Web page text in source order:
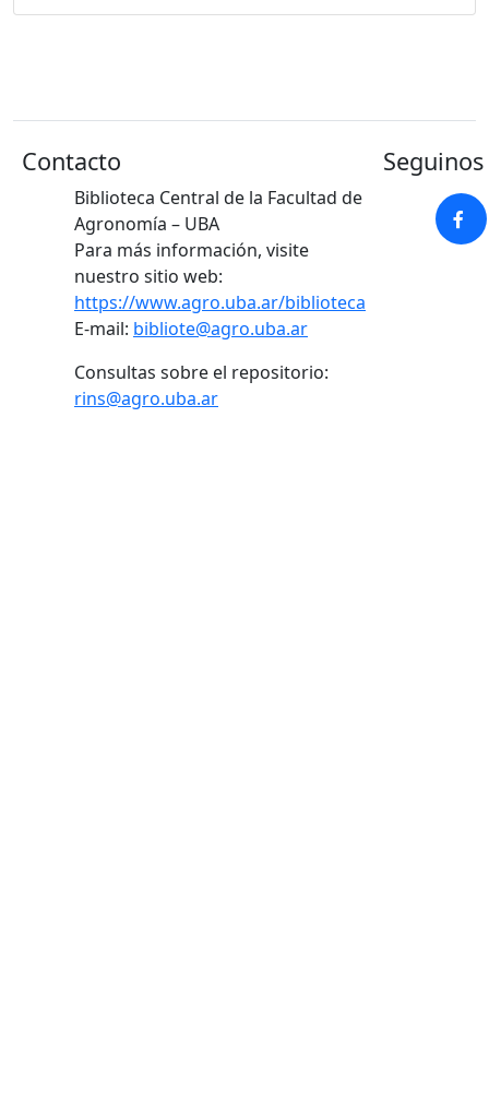
Contacto
Biblioteca Central de la Facultad de
Agronomía – UBA
Para más información, visite
nuestro sitio web:
https://www.agro.uba.ar/biblioteca
E-mail: bibliote@agro.uba.ar
Consultas sobre el repositorio:
rins@agro.uba.ar